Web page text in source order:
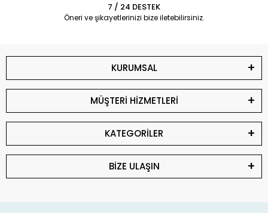
7 / 24 DESTEK
Öneri ve şikayetlerinizi bize iletebilirsiniz.
KURUMSAL
MÜŞTERİ HİZMETLERİ
KATEGORİLER
BİZE ULAŞIN